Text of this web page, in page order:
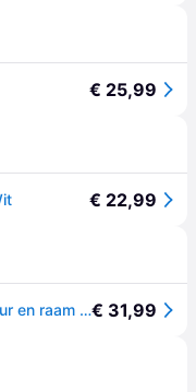
€ 25,99
€ 22,99
AQara door and window sensor t1 deur en raam sensor zigbee slimme beveiliging€ 31,99